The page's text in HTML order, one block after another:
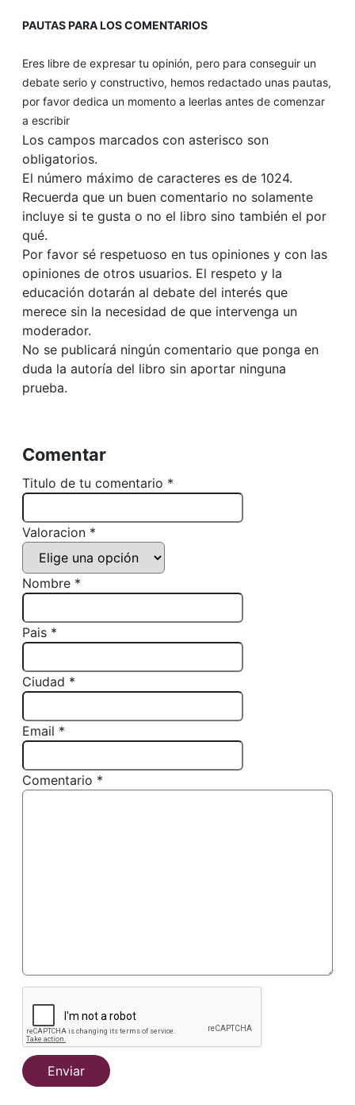
PAUTAS PARA LOS COMENTARIOS
Eres libre de expresar tu opinión, pero para conseguir un
debate serio y constructivo, hemos redactado unas pautas,
por favor dedica un momento a leerlas antes de comenzar
a escribir
Los campos marcados con asterisco son
obligatorios.
El número máximo de caracteres es de 1024.
Recuerda que un buen comentario no solamente
incluye si te gusta o no el libro sino también el por
qué.
Por favor sé respetuoso en tus opiniones y con las
opiniones de otros usuarios. El respeto y la
educación dotarán al debate del interés que
merece sin la necesidad de que intervenga un
moderador.
No se publicará ningún comentario que ponga en
duda la autoría del libro sin aportar ninguna
prueba.
Comentar
Titulo de tu comentario *
Valoracion *
Nombre *
Pais *
Ciudad *
Email *
Comentario *
Enviar